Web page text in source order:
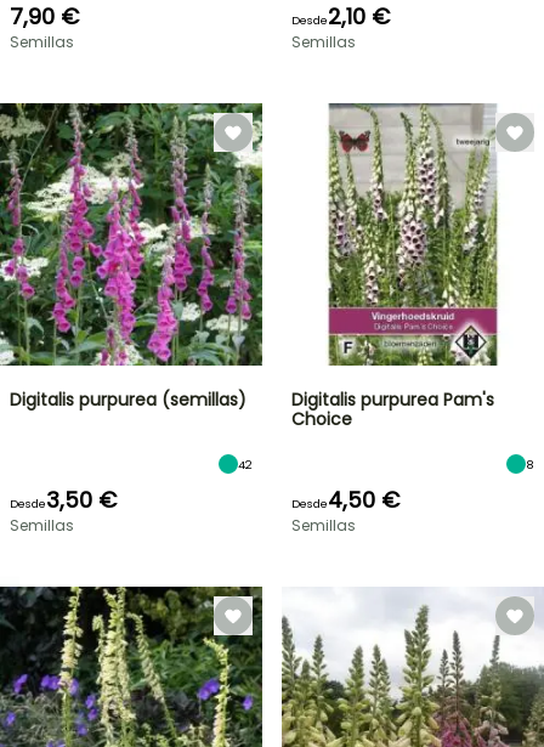
OFERTA
RELÁMPAGO
¡HASTA
UN
30
%
DE
BULBOS
DE
7,90 €
Semillas
Desde2,10 €
Semillas
Digitalis purpurea (semillas)
42
Desde3,50 €
Semillas
Digitalis purpurea Pam's
Choice
8
Desde4,50 €
Semillas